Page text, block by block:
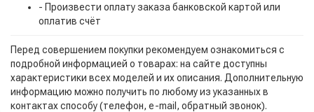
- Произвести оплату заказа банковской картой или
оплатив счёт
Перед совершением покупки рекомендуем ознакомиться с
подробной информацией о товарах: на сайте доступны
характеристики всех моделей и их описания. Дополнительную
информацию можно получить по любому из указанных в
контактах способу (телефон, e-mail, обратный звонок).